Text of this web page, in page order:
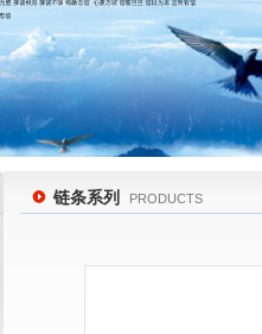
链条系列 PRODUCTS